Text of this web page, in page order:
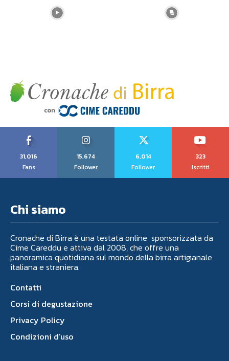
31,016
Fans
15,674
Follower
6,014
Follower
323
Iscritti
Chi siamo
Cronache di Birra è una testata online sponsorizzata da
Cime Careddu e attiva dal 2008, che offre una
panoramica quotidiana sul mondo della birra artigianale
italiana e straniera.
Contatti
Corsi di degustazione
Privacy Policy
Condizioni d’uso